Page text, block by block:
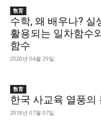
敎育
수학, 왜 배우나? 실
활용되는 일차함수
함수
2020년 04월 29일
敎育
한국 사교육 열풍의
2018년 07월 07일